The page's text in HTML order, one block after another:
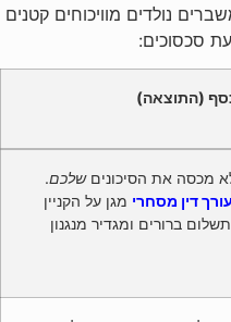
נולדים מוויכוחים קטנים
סכסוכים:
(התוצאה)
מכסה את הסיכוניםשלכם.
עורך דין מסחרי מגן על הקניין
ברורים ומגדיר מנגנון